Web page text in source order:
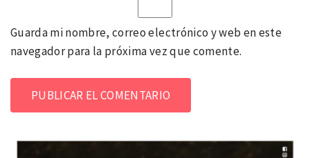
Guarda mi nombre, correo electrónico y web en este
navegador para la próxima vez que comente.